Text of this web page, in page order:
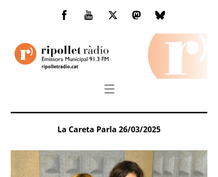
Facebook
You
TwitterMastodonBluesky
Menu
La Careta Parla 26/03/2025